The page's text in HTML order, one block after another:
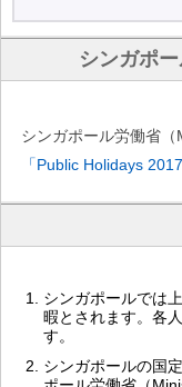
シンガポ
シンガポール労働省
「Public Holidays 2017
シンガポールでは
暇とされます。各
す。
シンガポールの国